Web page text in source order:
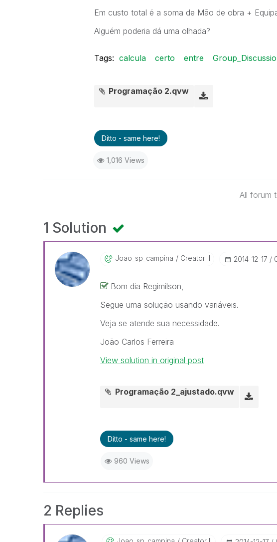
Em custo total é a soma de Mão de obra +
Alguém poderia dá uma olhada?
Tags: calcula certo entre
Programação 2.qvw
Ditto - same here!
1,016 Views
All forum
1 Solution
Joao_sp_campina Creator II ‎2014-12-17
Bom dia Regimilson,
Segue uma solução usando variáveis.
Veja se atende sua necessidade.
João Carlos Ferreira
View solution in original post
Programação 2_ajustado.qvw
Ditto - same here!
960 Views
2 Replies